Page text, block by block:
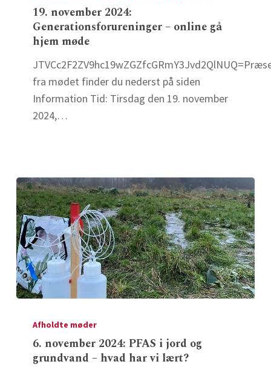
2024:
Generationsforureninger
online
hjem
møde
19. november 2024:
Generationsforureninger – online gå
hjem møde
fra mødet finder du nederst på siden
Information Tid: Tirsdag den 19. november
2024,…
november
2024:
PFAS
Afholdte møder
6. november 2024: PFAS i jord og
grundvand – hvad har vi lært?